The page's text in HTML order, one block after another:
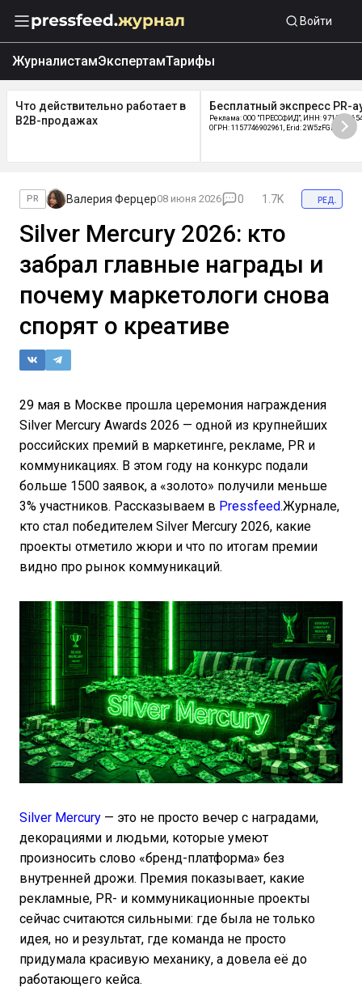
Войти
ЖурналистамЭкспертамТарифы
Что действительно работает в
B2B-продажах
Бесплатный экспресс PR-
Реклама: ООО "ПРЕССФИД", ИНН:
ОГРН: 1157746902961, Erid: 2W5zFGDycPz
PR Валерия Ферцер08 июня 2026 0 1.7K ред.
Silver Mercury 2026: кто
забрал главные награды и
почему маркетологи снова
спорят о креативе
29 мая в Москве прошла церемония награждения
Silver Mercury Awards 2026 — одной из крупнейших
российских премий в маркетинге, рекламе, PR и
коммуникациях. В этом году на конкурс подали
больше 1500 заявок, а «золото» получили меньше
3% участников. Рассказываем в Pressfeed.Журнале,
кто стал победителем Silver Mercury 2026, какие
проекты отметило жюри и что по итогам премии
видно про рынок коммуникаций.
Silver Mercury — это не просто вечер с наградами,
декорациями и людьми, которые умеют
произносить слово «бренд-платформа» без
внутренней дрожи. Премия показывает, какие
рекламные, PR- и коммуникационные проекты
сейчас считаются сильными: где была не только
идея, но и результат, где команда не просто
придумала красивую механику, а довела её до
работающего кейса.